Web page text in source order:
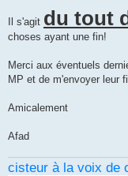
Il s'agit du tout
choses ayant une fin!
Merci aux éventuels
MP et de m'envoyer leur
Amicalement
Afad
cisteur à la voix de